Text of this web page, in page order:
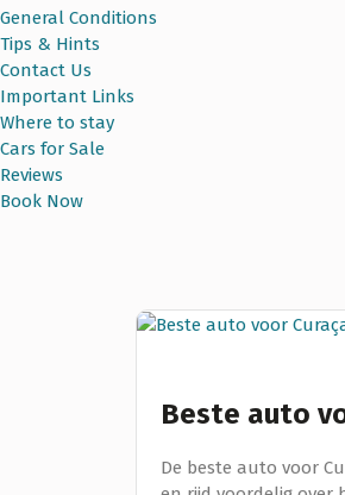
General Conditions
Tips & Hints
Contact Us
Important Links
Where to stay
Cars for Sale
Reviews
Book Now
Beste auto
De beste auto voor